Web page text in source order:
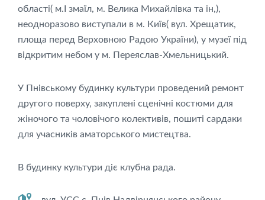
області( м.І змаїл, м. Велика Михайлівка та ін,),
неодноразово виступали в м. Київ( вул. Хрещатик,
площа перед Верховною Радою України), у музеї під
відкритим небом у м. Переяслав-Хмельницький.
У Пнівському будинку культури проведений ремонт
другого поверху, закуплені сценічні костюми для
жіночого та чоловічого колективів, пошиті сардаки
для учасників аматорського мистецтва.
В будинку культури діє клубна рада.